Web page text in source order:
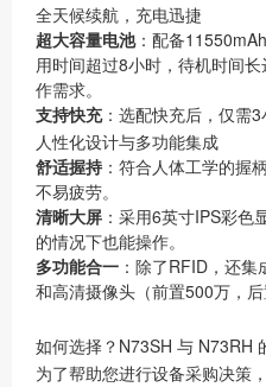
全天候续航，充电迅捷
超大容量电池：配备
用时间超过8小时，待机时间
作需求。
支持快充：选配快充后，仅需3
人性化设计与多功能集成
舒适握持 ：符合人体工学的握
不易疲劳。
清晰大屏 ：采用6英寸IPS彩色
的情况下也能操作。
多功能合一 ：除了RFID，还
和高清摄像头（前置500万，
如何选择？N73SH 与 N73RH
为了帮助您进行设备采购决策